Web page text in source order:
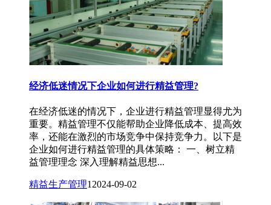
经济低迷情况下企业如何进行精益管理?
在经济低迷的情况下，企业进行精益管理显得尤为
重要。精益管理不仅能帮助企业降低成本、提高效
率，还能在激烈的市场竞争中保持竞争力。以下是
企业如何进行精益管理的具体策略： 一、树立精
益管理理念 深入理解精益思想...
精益生产管理12024-09-02